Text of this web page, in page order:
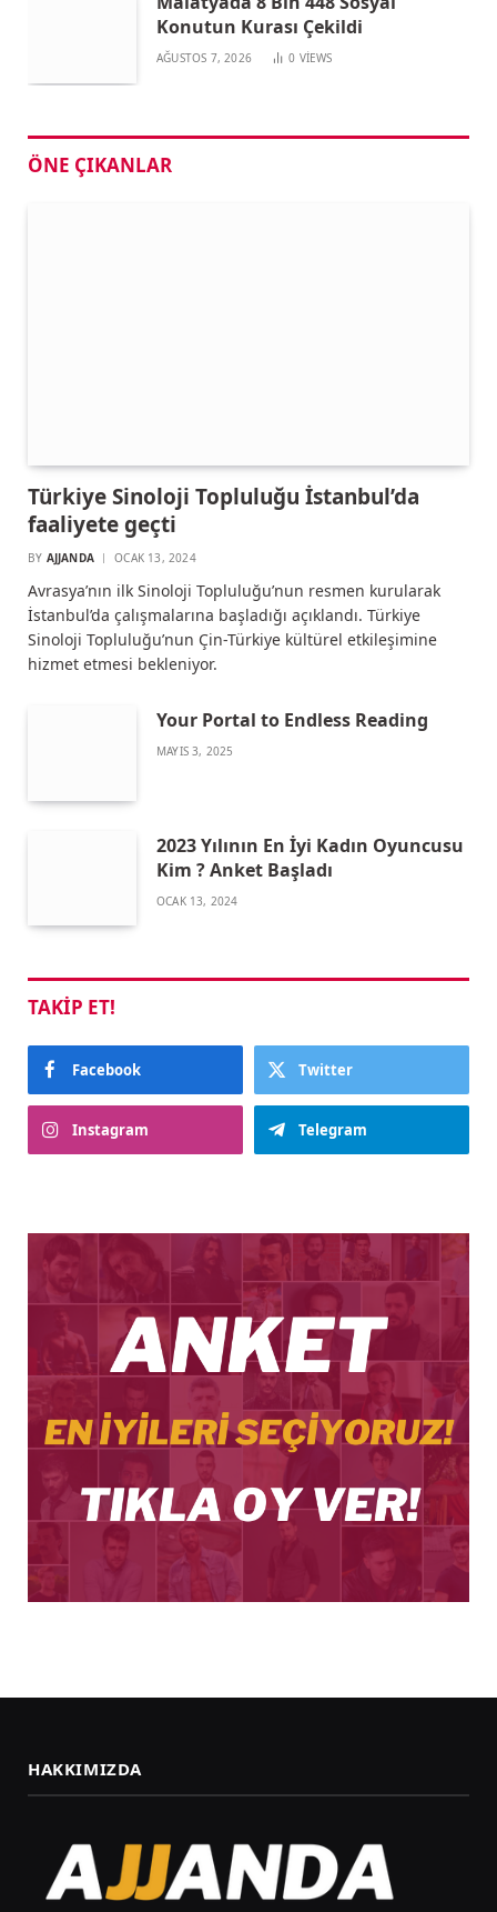
Konutun Kurası Çekildi
AĞUSTOS 7, 2026 0 VIEWS
ÖNE ÇIKANLAR
Türkiye Sinoloji Topluluğu İstanbul’da
faaliyete geçti
BY AJJANDA OCAK 13, 2024
Avrasya’nın ilk Sinoloji Topluluğu’nun resmen kurularak
İstanbul’da çalışmalarına başladığı açıklandı. Türkiye
Sinoloji Topluluğu’nun Çin-Türkiye kültürel etkileşimine
hizmet etmesi bekleniyor.
Your Portal to Endless Reading
MAYIS 3, 2025
2023 Yılının En İyi Kadın Oyuncusu
Kim ? Anket Başladı
OCAK 13, 2024
TAKIP ET!
Facebook Twitter
Instagram Telegram
HAKKIMIZDA